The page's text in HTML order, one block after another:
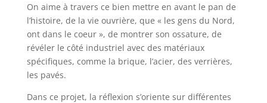
On aime à travers ce bien mettre en avant le pan de
l’histoire, de la vie ouvrière, que « les gens du Nord,
ont dans le coeur », de montrer son ossature, de
révéler le côté industriel avec des matériaux
spécifiques, comme la brique, l’acier, des verrières,
les pavés.
Dans ce projet, la réflexion s’oriente sur différentes